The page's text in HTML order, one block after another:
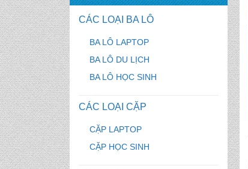
CÁC LOẠI BA LÔ
BA LÔ LAPTOP
BA LÔ DU LỊCH
BA LÔ HỌC SINH
CÁC LOẠI CẶP
CẶP LAPTOP
CẶP HỌC SINH